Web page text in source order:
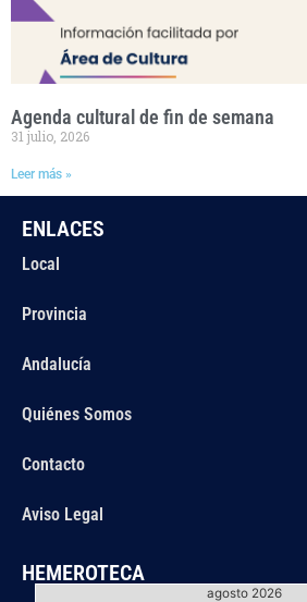
Agenda cultural de fin de semana
31 julio, 2026
Leer más »
ENLACES
Local
Provincia
Andalucía
Quiénes Somos
Contacto
Aviso Legal
HEMEROTECA
agosto 2026